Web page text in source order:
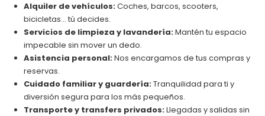
Alquiler de vehículos:Coches, barcos, scooters,
bicicletas… tú decides.
Servicios de limpieza y lavandería:Mantén tu espacio
impecable sin mover un dedo.
Asistencia personal:Nos encargamos de tus compras y
reservas.
Cuidado familiar y guardería:Tranquilidad para ti y
diversión segura para los más pequeños.
Transporte y transfers privados:Llegadas y salidas sin